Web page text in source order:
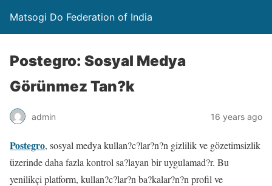
Matsogi Do Federation of India
Postegro: Sosyal Medya
Görünmez Tan?k
admin 16 years ago
Postegro, sosyal medya kullan?c?lar?n?n gizlilik ve gözetimsizlik
üzerinde daha fazla kontrol sa?layan bir uygulamad?r. Bu
yenilikçi platform, kullan?c?lar?n ba?kalar?n?n profil ve